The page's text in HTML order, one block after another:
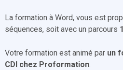
La formation à Word, vous est
séquences, soit avec un parcours
Votre formation est animé par un
CDI chez Proformation.